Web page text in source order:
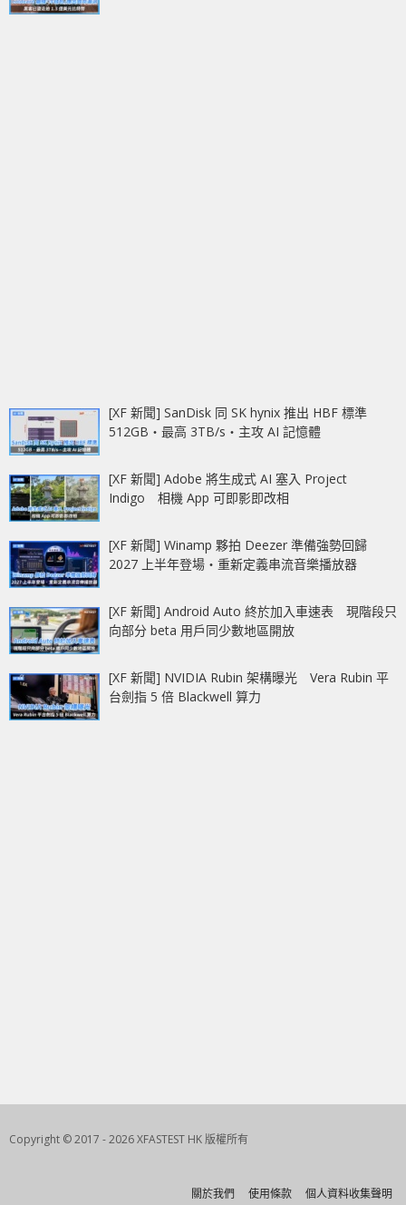
[XF 新聞] SanDisk 同 SK hynix 推出 HBF 標準
512GB‧最高 3TB/s‧主攻 AI 記憶體
[XF 新聞] Adobe 將生成式 AI 塞入 Project
Indigo 相機 App 可即影即改相
[XF 新聞] Winamp 夥拍 Deezer 準備強勢回歸
2027 上半年登場‧重新定義串流音樂播放器
[XF 新聞] Android Auto 終於加入車速表 現階段只
向部分 beta 用戶同少數地區開放
[XF 新聞] NVIDIA Rubin 架構曝光 Vera Rubin 平
台劍指 5 倍 Blackwell 算力
Copyright © 2017 - 2026 XFASTEST HK 版權所有
關於我們 使用條款 個人資料收集聲明